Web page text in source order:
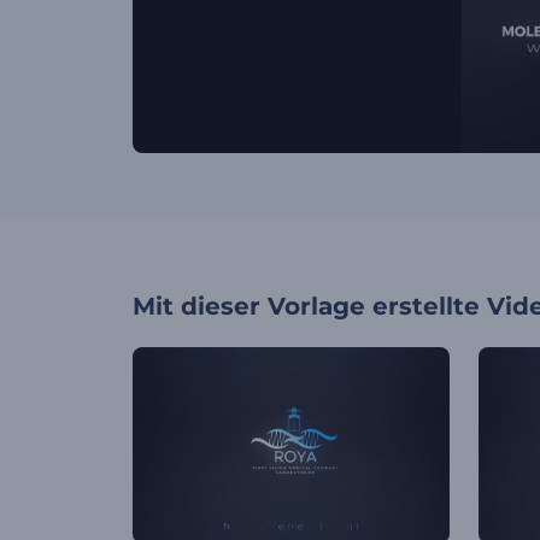
Mit dieser Vorlage erstellte